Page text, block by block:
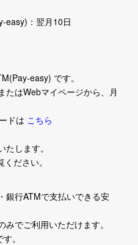
easy)：翌月10日
easy) です。
たはWebマイページから、月
ドは こちら
します。
ください。
銀行ATMで支払いできる安
でご利用いただけます。
。